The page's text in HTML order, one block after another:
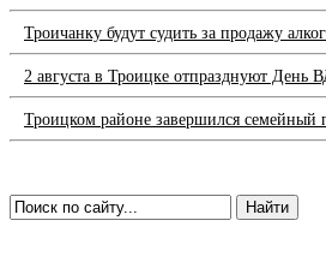
Троичанку будут судить за продажу
2 августа в Троицке отпразднуют День
Троицком районе завершился семейный